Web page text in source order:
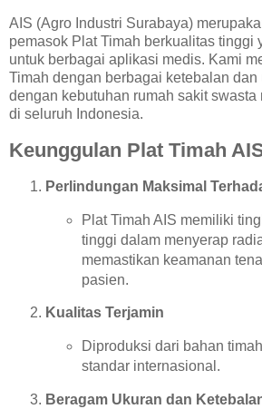
AIS (Agro Industri Surabaya)
pemasok Plat Timah berkualitas tinggi
untuk berbagai aplikasi medis. Kami
Timah dengan berbagai ketebalan dan
dengan kebutuhan rumah sakit swasta
di seluruh Indonesia.
Keunggulan Plat Timah
Perlindungan Maksimal
Plat Timah AIS memiliki
tinggi dalam menyerap
memastikan keamanan
pasien.
Kualitas Terjamin
Diproduksi dari bahan
standar internasional.
Beragam Ukuran dan